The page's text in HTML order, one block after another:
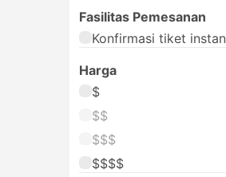
Fasilitas Pemesanan
Konfirmasi tiket instan
Harga
$
$$
$$$
$$$$